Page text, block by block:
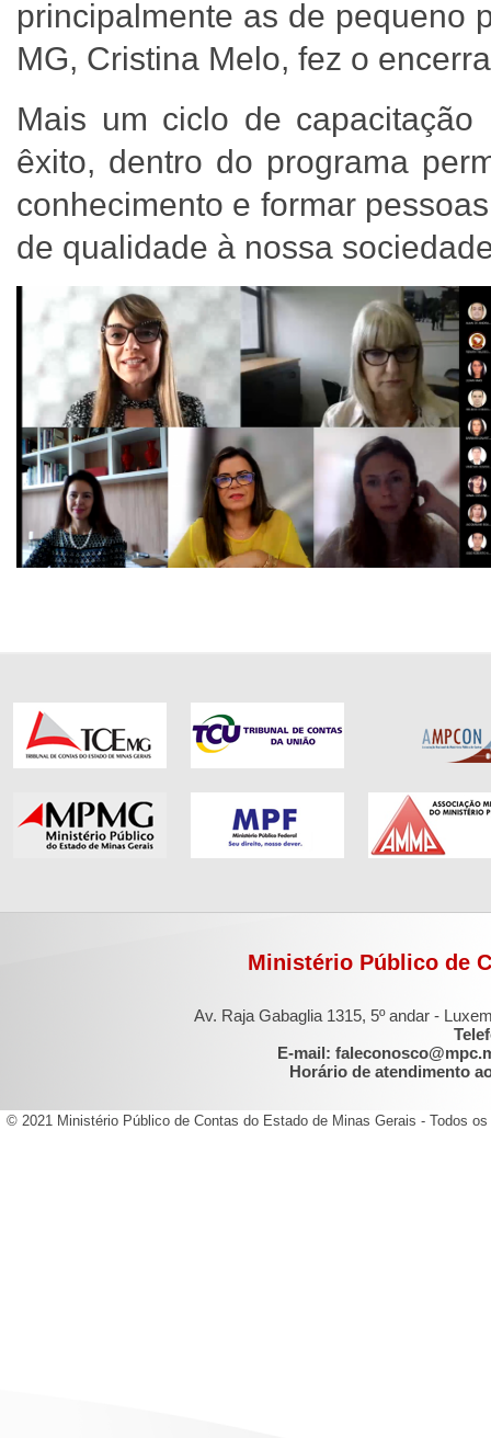
principalmente as de pequeno
MG, Cristina Melo, fez o
Mais um ciclo de
êxito, dentro do programa
conhecimento e formar
de qualidade à nossa
Ministério Público de
Av. Raja Gabaglia 1315, 5º andar -
E-mail:
Horário de atendimento
© 2021 Ministério Público de Contas do Estado de Minas Gerais - Todos